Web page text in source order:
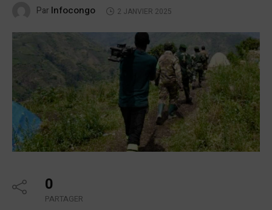
Par Infocongo 2 JANVIER 2025
0
PARTAGER